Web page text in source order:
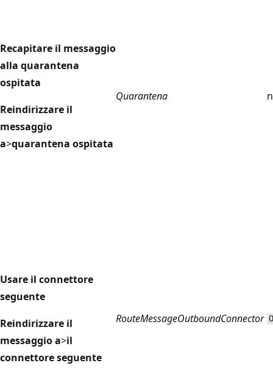
Recapitare il messaggio
alla quarantena
ospitata
Reindirizzare il
messaggio
a>quarantena ospitata
Quarantena
Usare il connettore
seguente
Reindirizzare il
messaggio a>il
connettore seguente
RouteMessageOutboundConnector